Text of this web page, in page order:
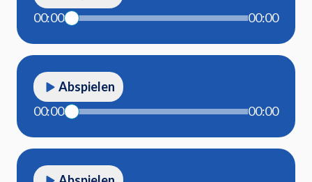
00:00
00:00
Abspielen
00:00
00:00